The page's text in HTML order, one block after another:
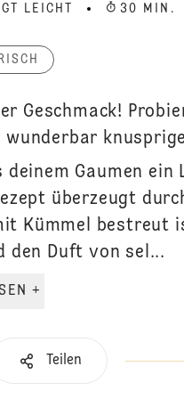
LEICHT 30 MIN.
Geschmack!
Gaumen ein
überzeugt
Kümmel bestreut
den Duft von sel...
WEITERLESEN +
Teilen